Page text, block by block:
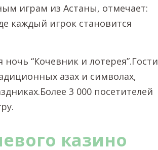
играм из Астаны, отмечает:
каждый игрок становится
“Кочевник и лотерея”.Гости
азах и символах,
3 000 посетителей
казино